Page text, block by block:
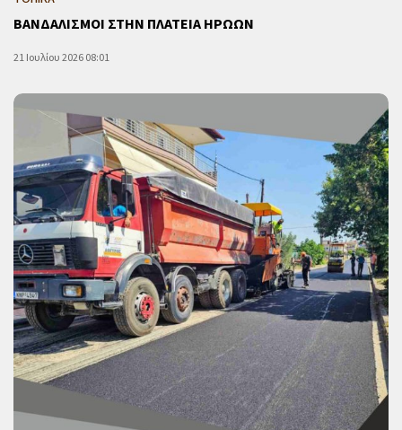
ΒΑΝΔΑΛΙΣΜΟΙ ΣΤΗΝ ΠΛΑΤΕΙΑ ΗΡΩΩΝ
21 Ιουλίου 2026 08:01